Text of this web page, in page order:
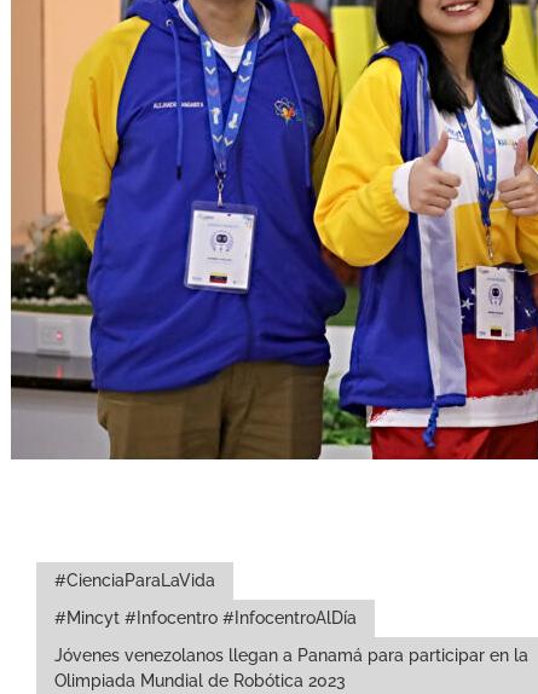
#CienciaParaLaVida
#Mincyt #Infocentro #InfocentroAlDía
Jóvenes venezolanos llegan a Panamá para participar en la
Olimpiada Mundial de Robótica 2023